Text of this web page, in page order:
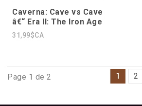
Caverna: Cave vs Cave
â€“ Era II: The Iron Age
31,99$CA
Page 1 de 2 1 2